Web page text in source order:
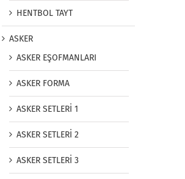
HENTBOL TAYT
ASKER
ASKER EŞOFMANLARI
ASKER FORMA
ASKER SETLERİ 1
ASKER SETLERİ 2
ASKER SETLERİ 3